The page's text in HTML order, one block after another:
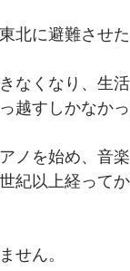
北に避難させ
なくなり、生
越すしかなかっ
ノを始め、音
紀以上経ってか
せん。